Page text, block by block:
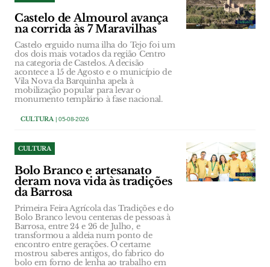
Castelo de Almourol avança
na corrida às 7 Maravilhas
Castelo erguido numa ilha do Tejo foi um
dos dois mais votados da região Centro
na categoria de Castelos. A decisão
acontece a 15 de Agosto e o município de
Vila Nova da Barquinha apela à
mobilização popular para levar o
monumento templário à fase nacional.
CULTURA| 05-08-2026
CULTURA
Bolo Branco e artesanato
deram nova vida às tradições
da Barrosa
Primeira Feira Agrícola das Tradições e do
Bolo Branco levou centenas de pessoas à
Barrosa, entre 24 e 26 de Julho, e
transformou a aldeia num ponto de
encontro entre gerações. O certame
mostrou saberes antigos, do fabrico do
bolo em forno de lenha ao trabalho em